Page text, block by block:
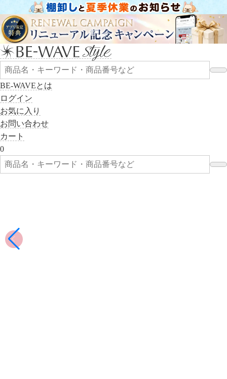
BE-WAVEとは
ログイン
お気に入り
お問い合わせ
カート
0